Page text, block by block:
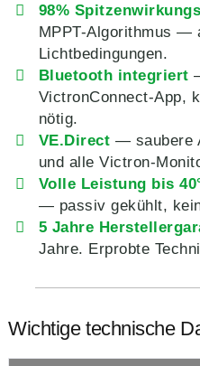
98%
MPPT-Algorithmus —
Lichtbedingungen.
Bluetooth integriert
VictronConnect-App,
nötig.
VE.Direct — saubere
und alle Victron-
Volle Leistung bis
— passiv gekühlt,
5 Jahre
Jahre. Erprobte
Wichtige technische